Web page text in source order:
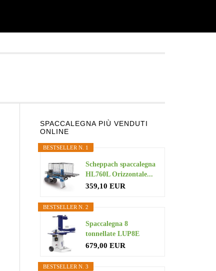
Primary
Sidebar
SPACCALEGNA PIÙ VENDUTI
ONLINE
BESTSELLER N. 1
Scheppach spaccalegna
HL760L Orizzontale...
359,10 EUR
BESTSELLER N. 2
Spaccalegna 8
tonnellate LUP8E
679,00 EUR
BESTSELLER N. 3